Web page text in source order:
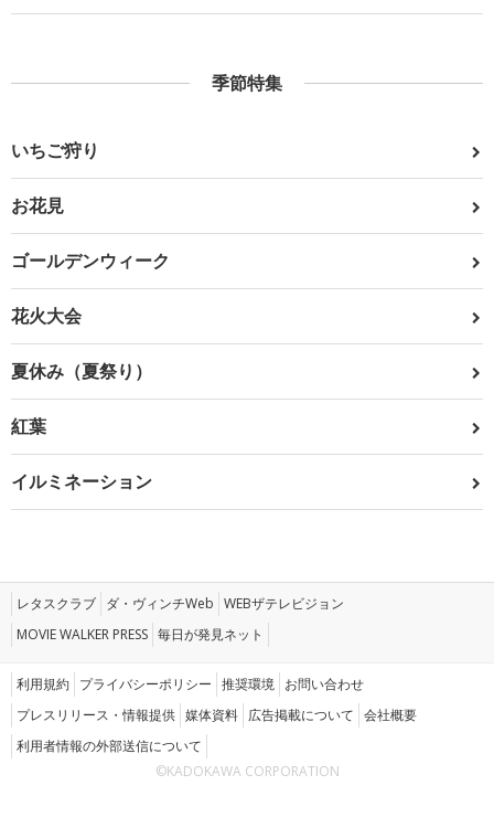
季節特集
いちご狩り
お花見
ゴールデンウィーク
花火大会
夏休み（夏祭り）
紅葉
イルミネーション
レタスクラブ ダ・ヴィンチWeb WEBザテレビジョン
MOVIE WALKER PRESS 毎日が発見ネット
利用規約 プライバシーポリシー 推奨環境 お問い合わせ
プレスリリース・情報提供 媒体資料 広告掲載について 会社概要
利用者情報の外部送信について
©KADOKAWA CORPORATION